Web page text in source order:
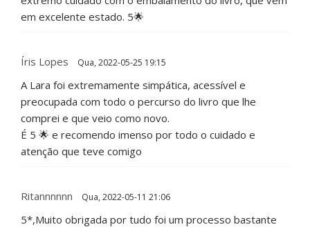
em excelente estado. 5🌟
Íris Lopes Qua, 2022-05-25 19:15
A Lara foi extremamente simpática, acessível e
preocupada com todo o percurso do livro que lhe
comprei e que veio como novo.
É 5 🌟 e recomendo imenso por todo o cuidado e
atenção que teve comigo
Ritannnnnn Qua, 2022-05-11 21:06
5*,Muito obrigada por tudo foi um processo bastante